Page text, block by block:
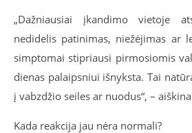
„Dažniausiai įkandimo vietoje
nedidelis patinimas, niežėjimas ar
simptomai stipriausi pirmosiomis
dienas palaipsniui išnyksta. Tai
į vabzdžio seiles ar nuodus“, –
Kada reakcija jau nėra normali?